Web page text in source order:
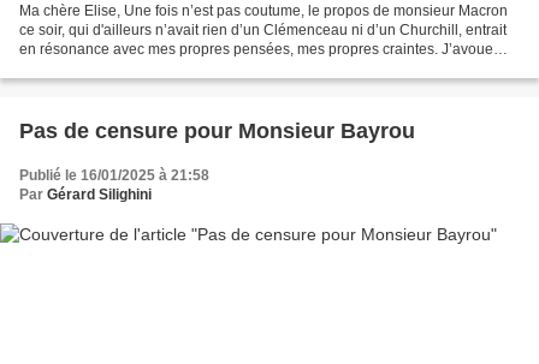
Ma chère Elise, Une fois n’est pas coutume, le propos de monsieur Macron
ce soir, qui d'ailleurs n’avait rien d’un Clémenceau ni d’un Churchill, entrait
en résonance avec mes propres pensées, mes propres craintes. J’avoue
Pas de censure pour Monsieur Bayrou
Publié le 16/01/2025 à 21:58
Par Gérard Silighini